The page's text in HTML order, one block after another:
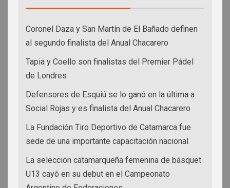
Coronel Daza y San Martín de El Bañado definen
al segundo finalista del Anual Chacarero
Tapia y Coello son finalistas del Premier Pádel
de Londres
Defensores de Esquiú se lo ganó en la última a
Social Rojas y es finalista del Anual Chacarero
La Fundación Tiro Deportivo de Catamarca fue
sede de una importante capacitación nacional
La selección catamarqueña femenina de básquet
U13 cayó en su debut en el Campeonato